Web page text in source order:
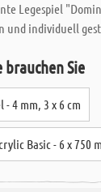
Legespiel
und individuell
Sie
4 mm, 3 x 6 cm
Basic - 6 x 750